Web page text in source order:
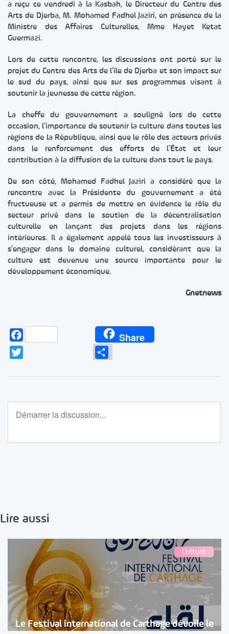
a reçu ce vendredi à la Kasbah, le Directeur du Centre des
Arts de Djerba, M. Mohamed Fadhel Jaziri, en présence de la
Ministre des Affaires Culturelles, Mme Hayet Ketat
Guermazi.
Lors de cette rencontre, les discussions ont porté sur le
projet du Centre des Arts de l’île de Djerba et son impact sur
le sud du pays, ainsi que sur ses programmes visant à
soutenir la jeunesse de cette région.
La cheffe du gouvernement a souligné lors de cette
occasion, l’importance de soutenir la culture dans toutes les
régions de la République, ainsi que le rôle des acteurs privés
dans le renforcement des efforts de l’État et leur
contribution à la diffusion de la culture dans tout le pays.
De son côté, Mohamed Fadhel Jaziri a considéré que la
rencontre avec la Présidente du gouvernement a été
fructueuse et a permis de mettre en évidence le rôle du
secteur privé dans le soutien de la décentralisation
culturelle en lançant des projets dans les régions
intérieures. Il a également appelé tous les investisseurs à
s’engager dans le domaine culturel, considérant que la
culture est devenue une source importante pour le
développement économique.
Gnetnews
Facebook Share
Partager
Lire aussi
Culture
Le Festival international de Carthage dévoile le